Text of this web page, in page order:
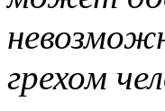
грехом